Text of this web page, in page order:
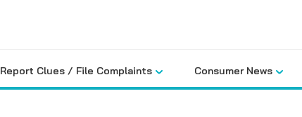
Report Clues / File Complaints Consumer News